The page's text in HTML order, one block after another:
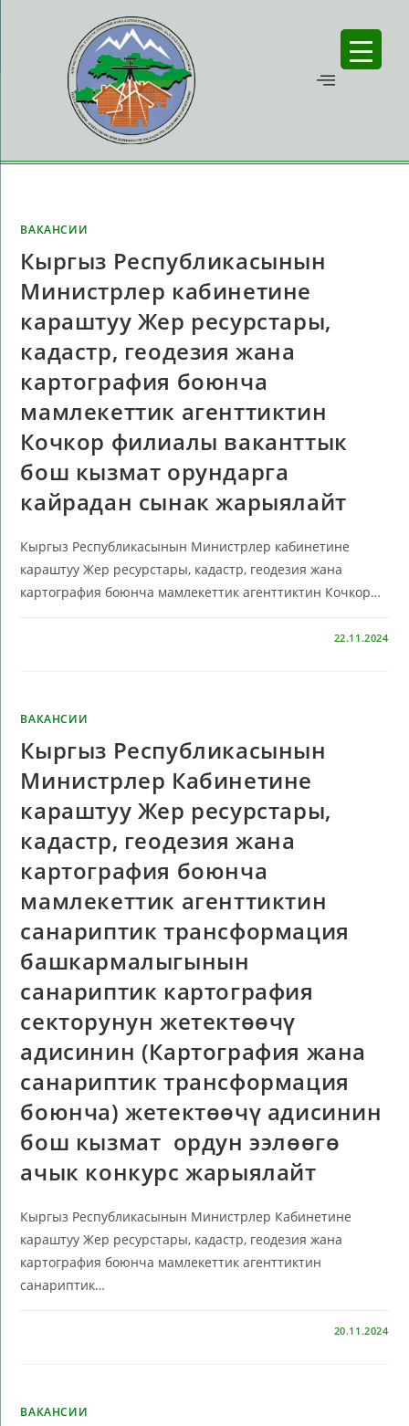
ВАКАНСИИ
Кыргыз Республикасынын
Министрлер кабинетине
караштуу Жер ресурстары,
кадастр, геодезия жана
картография боюнча
мамлекеттик агенттиктин
Кочкор филиалы ваканттык
бош кызмат орундарга
кайрадан сынак жарыялайт
Кыргыз Республикасынын Министрлер кабинетине
караштуу Жер ресурстары, кадастр, геодезия жана
картография боюнча мамлекеттик агенттиктин Кочкор…
22.11.2024
ВАКАНСИИ
Кыргыз Республикасынын
Министрлер Кабинетине
караштуу Жер ресурстары,
кадастр, геодезия жана
картография боюнча
мамлекеттик агенттиктин
санариптик трансформация
башкармалыгынын
санариптик картография
секторунун жетектөөчү
адисинин (Картография жана
санариптик трансформация
боюнча) жетектөөчү адисинин
бош кызмат ордун ээлөөгө
ачык конкурс жарыялайт
Кыргыз Республикасынын Министрлер Кабинетине
караштуу Жер ресурстары, кадастр, геодезия жана
картография боюнча мамлекеттик агенттиктин
санариптик…
20.11.2024
ВАКАНСИИ